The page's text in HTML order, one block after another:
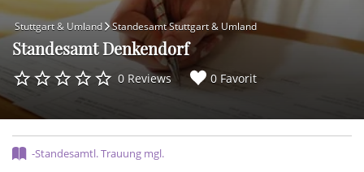
Stuttgart & Umland Standesamt Stuttgart & Umland
Standesamt Denkendorf
0 Reviews 0 Favorit
-Standesamtl. Trauung mgl.